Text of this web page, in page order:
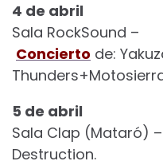
4 de abril
Sala RockSound –
Concierto de:
5 de abril
Sala Clap (Mataró) –
Destruction.